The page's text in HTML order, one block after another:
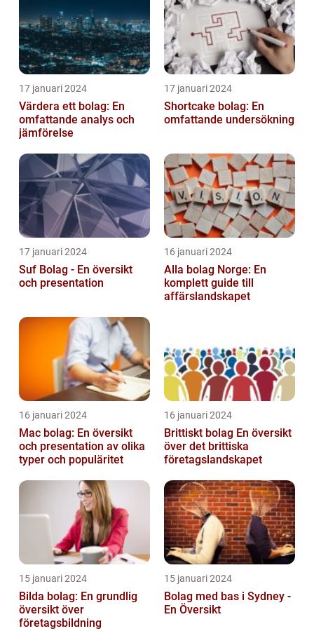
17 januari 2024
Värdera ett bolag: En
omfattande analys och
jämförelse
17 januari 2024
Shortcake bolag: En
omfattande undersökning
17 januari 2024
Suf Bolag - En översikt
och presentation
16 januari 2024
Alla bolag Norge: En
komplett guide till
affärslandskapet
16 januari 2024
Mac bolag: En översikt
och presentation av olika
typer och populäritet
16 januari 2024
Brittiskt bolag En översikt
över det brittiska
företagslandskapet
15 januari 2024
Bilda bolag: En grundlig
översikt över
företagsbildning
15 januari 2024
Bolag med bas i Sydney -
En Översikt